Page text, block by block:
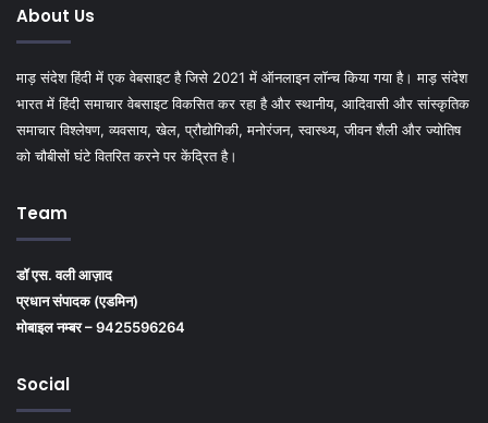
About Us
माड़ संदेश हिंदी में एक वेबसाइट है जिसे 2021 में ऑनलाइन लॉन्च किया गया है। माड़ संदेश
भारत में हिंदी समाचार वेबसाइट विकसित कर रहा है और स्थानीय, आदिवासी और सांस्कृतिक
समाचार विश्लेषण, व्यवसाय, खेल, प्रौद्योगिकी, मनोरंजन, स्वास्थ्य, जीवन शैली और ज्योतिष
को चौबीसों घंटे वितरित करने पर केंद्रित है।
Team
डॉ एस. वली आज़ाद
प्रधान संपादक (एडमिन)
मोबाइल नम्बर – 9425596264
Social